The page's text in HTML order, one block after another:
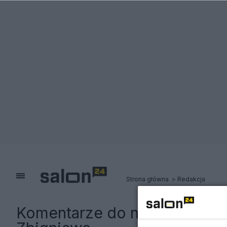
Strona główna Redakcja
Komentarze do notki: